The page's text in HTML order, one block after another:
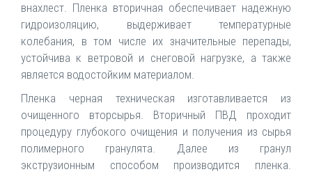
внахлест. Пленка вторичная обеспечивает надежную
гидроизоляцию, выдерживает температурные
колебания, в том числе их значительные перепады,
устойчива к ветровой и снеговой нагрузке, а также
является водостойким материалом.
Пленка черная техническая изготавливается из
очищенного вторсырья. Вторичный ПВД проходит
процедуру глубокого очищения и получения из сырья
полимерного гранулята. Далее из гранул
экструзионным способом производится пленка.